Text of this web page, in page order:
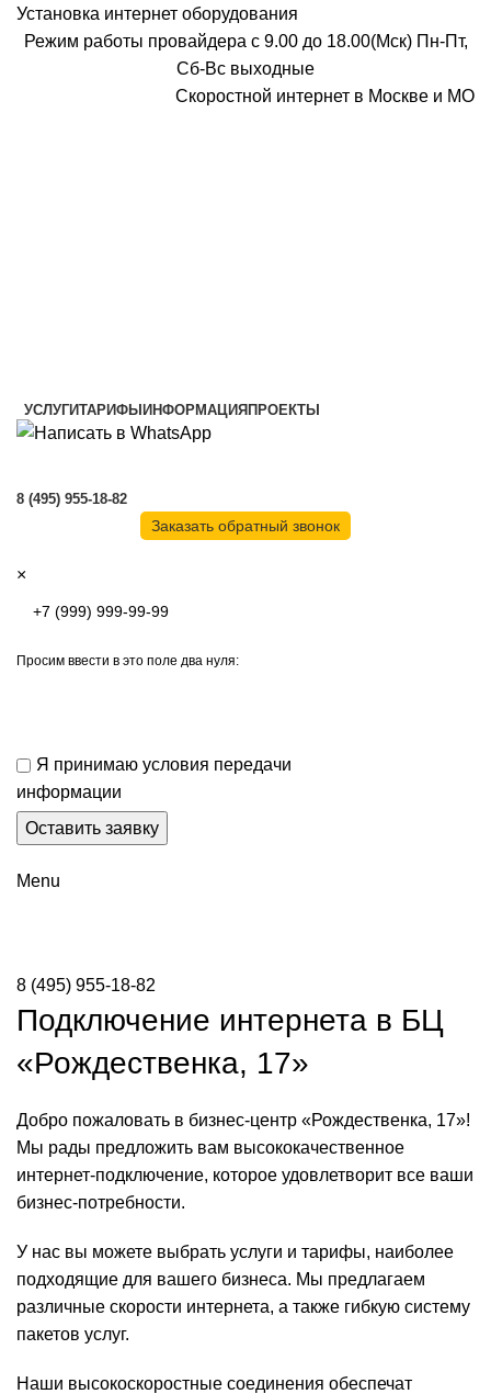
Установка интернет оборудования
Режим работы провайдера с 9.00 до 18.00(Мск) Пн-Пт,
Сб-Вс выходные
Скоростной интернет в Москве и МО
УСЛУГИТАРИФЫИНФОРМАЦИЯПРОЕКТЫ
8 (495) 955-18-82
Заказать обратный звонок
×
Просим ввести в это поле два нуля:
Я принимаю условия передачи
информации
Menu
8 (495) 955-18-82
Подключение интернета в БЦ
«Рождественка, 17»
Добро пожаловать в бизнес-центр «Рождественка, 17»!
Мы рады предложить вам высококачественное
интернет-подключение, которое удовлетворит все ваши
бизнес-потребности.
У нас вы можете выбрать услуги и тарифы, наиболее
подходящие для вашего бизнеса. Мы предлагаем
различные скорости интернета, а также гибкую систему
пакетов услуг.
Наши высокоскоростные соединения обеспечат